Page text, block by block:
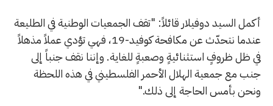
أكمل السيد دوفيلار قائلاً: "تقف الجمعيات الوطنية في الطليعة
عندما نتحدّث عن مكافحة كوفيد-19، فهي تؤدي عملاً مذهلاً
في ظل ظروفٍ استثنائيةٍ وصعبةٍ للغاية. وإننا نقف جنباً إلى
جنب مع جمعية الهلال الأحمر الفلسطيني في هذه اللحظة
ونحن بأمس الحاجة إلى ذلك."